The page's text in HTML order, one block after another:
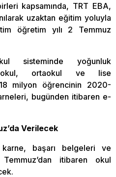
kapsamında, TRT EBA,
uzaktan eğitim yoluyla
öğretim yılı 2 Temmuz
sisteminde yoğunluk
ortaokul ve lise
milyon öğrencinin 2020-
bugünden itibaren e-
Verilecek
başarı belgeleri ve
itibaren okul